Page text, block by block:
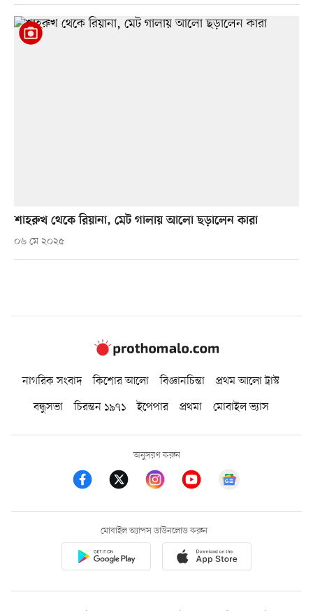
শাহরুখ থেকে রিয়ানা, মেট গালায় আলো ছড়ালেন কারা
০৬ মে ২০২৫
নাগরিক সংবাদ কিশোর আলো বিজ্ঞানচিন্তা
প্রথম আলো ট্রাস্ট
বন্ধুসভা
চিরন্তন ১৯৭১ ইপেপার প্রথমা মোবাইল ভ্যাস
অনুসরণ করুন
মোবাইল অ্যাপস ডাউনলোড করুন